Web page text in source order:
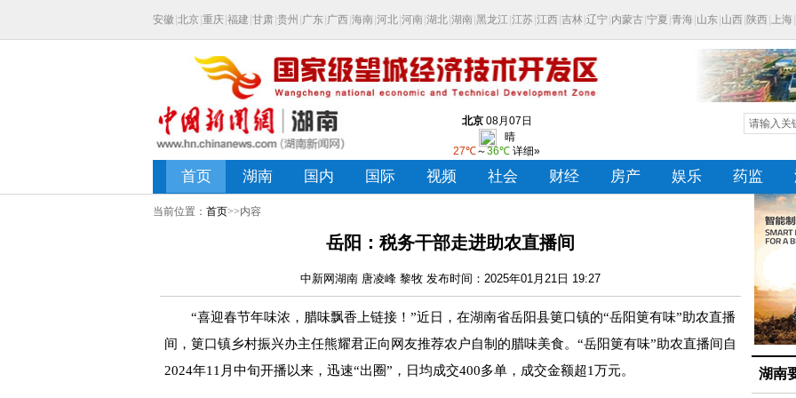
当前位置： 首页>>内容
岳阳：税务干部走进助农直播间
中新网湖南 唐凌峰 黎牧 发布时间：2025年01月21日 19:27
“喜迎春节年味浓，腊味飘香上链接！”近日，在湖南省岳阳县筻口镇的“岳阳筻有味”助农直播
间，筻口镇乡村振兴办主任熊耀君正向网友推荐农户自制的腊味美食。“岳阳筻有味”助农直播间自
2024年11月中旬开播以来，迅速“出圈”，日均成交400多单，成交金额超1万元。
湖南